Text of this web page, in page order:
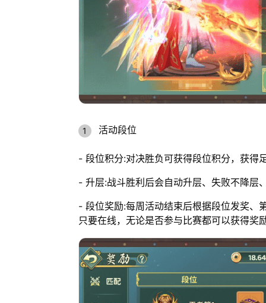
活动段位
- 段位积分:对决胜负可获得段位积分，获得
- 升层:战斗胜利后会自动升层、失败不降层
- 段位奖励:每周活动结束后根据段位发奖、
只要在线，无论是否参与比赛都可以获得奖